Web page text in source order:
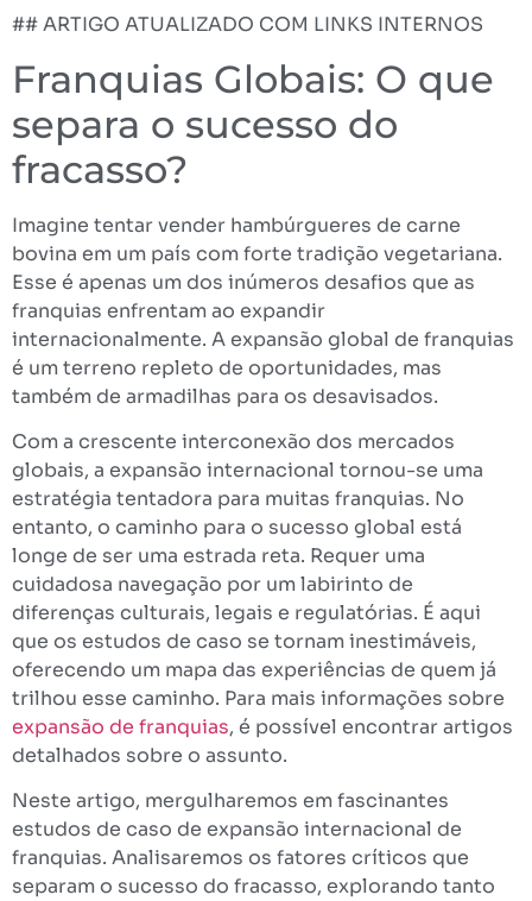
## ARTIGO ATUALIZADO COM LINKS INTERNOS
Franquias Globais: O que
separa o sucesso do
fracasso?
Imagine tentar vender hambúrgueres de carne
bovina em um país com forte tradição vegetariana.
Esse é apenas um dos inúmeros desafios que as
franquias enfrentam ao expandir
internacionalmente. A expansão global de franquias
é um terreno repleto de oportunidades, mas
também de armadilhas para os desavisados.
Com a crescente interconexão dos mercados
globais, a expansão internacional tornou-se uma
estratégia tentadora para muitas franquias. No
entanto, o caminho para o sucesso global está
longe de ser uma estrada reta. Requer uma
cuidadosa navegação por um labirinto de
diferenças culturais, legais e regulatórias. É aqui
que os estudos de caso se tornam inestimáveis,
oferecendo um mapa das experiências de quem já
trilhou esse caminho. Para mais informações sobre
expansão de franquias, é possível encontrar artigos
detalhados sobre o assunto.
Neste artigo, mergulharemos em fascinantes
estudos de caso de expansão internacional de
franquias. Analisaremos os fatores críticos que
separam o sucesso do fracasso, explorando tanto